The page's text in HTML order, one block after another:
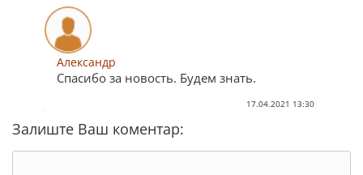
Александр
Спасибо за новость. Будем знать.
17.04.2021 13:30
Залиште Ваш коментар: